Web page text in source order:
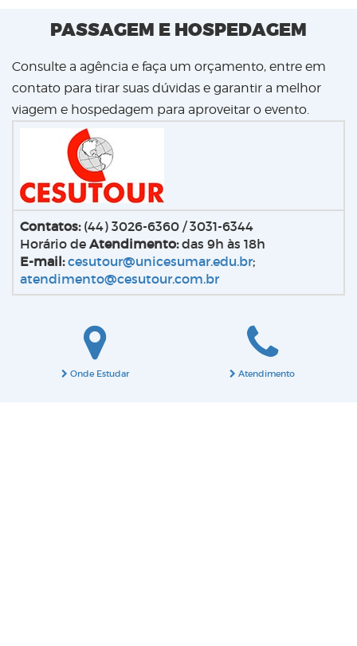
PASSAGEM E HOSPEDAGEM
Consulte a agência e faça um orçamento, entre em
contato para tirar suas dúvidas e garantir a melhor
viagem e hospedagem para aproveitar o evento.
Contatos:(44) 3026-6360 / 3031-6344
Horário de Atendimento:das 9h às 18h
E-mail: cesutour@unicesumar.edu.br;
atendimento@cesutour.com.br
Onde Estudar Atendimento